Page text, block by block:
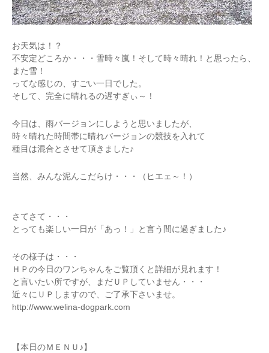
お天気は！？
不安定どころか・・・雪時々嵐！そして時々晴れ！と思ったら、
また雪！
ってな感じの、すごい一日でした。
そして、完全に晴れるの遅すぎぃ～！
今日は、雨バージョンにしようと思いましたが、
時々晴れた時間帯に晴れバージョンの競技を入れて
種目は混合とさせて頂きました♪
当然、みんな泥んこだらけ・・・（ヒエェ～！）
さてさて・・・
とっても楽しい一日が「あっ！」と言う間に過ぎました♪
その様子は・・・
ＨＰの今日のワンちゃんをご覧頂くと詳細が見れます！
と言いたい所ですが、まだＵＰしていません・・・
近々にＵＰしますので、ご了承下さいませ。
http://www.welina-dogpark.com
【本日のＭＥＮＵ♪】